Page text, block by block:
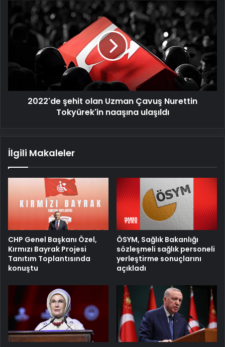
2022'de
şehit
olan
Tokyürek'in
ulaşıldı
2022'de şehit olan Uzman Çavuş Nurettin
Tokyürek'in naaşına ulaşıldı
İlgili Makaleler
CHP Genel Başkanı Özel,
Kırmızı Bayrak Projesi
Tanıtım Toplantısında
konuştu
ÖSYM, Sağlık Bakanlığı
sözleşmeli sağlık personeli
yerleştirme sonuçlarını
açıkladı